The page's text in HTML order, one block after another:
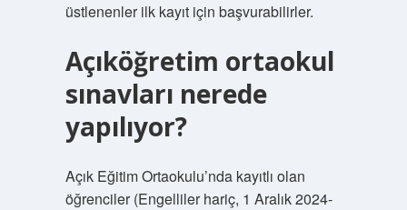
üstlenenler ilk kayıt için başvurabilirler.
Açıköğretim ortaokul
sınavları nerede
yapılıyor?
Açık Eğitim Ortaokulu’nda kayıtlı olan
öğrenciler (Engelliler hariç, 1 Aralık 2024-